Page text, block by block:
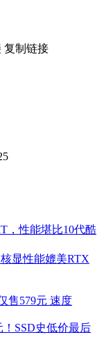
复制链接
，性能堪比10代酷
显性能媲美RTX
售579元 速度
！SSD史低价最后